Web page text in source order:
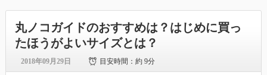
丸ノコガイドのおすすめは？はじめに買っ
たほうがよいサイズとは？
2018年09月29日 目安時間：約 9分